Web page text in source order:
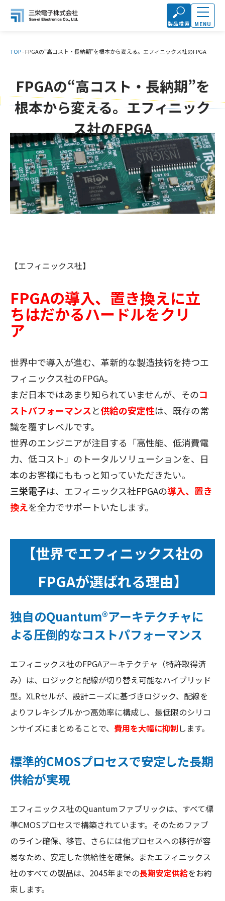
製品検索 MENU
TOP-FPGAの“高コスト・長納期”を根本から変える。エフィニックス社のFPGA
FPGAの“高コスト・長納期”を
根本から変える。エフィニック
ス社のFPGA
【エフィニックス社】
FPGAの導入、置き換えに立
ちはだかるハードルをクリ
ア
世界中で導入が進む、革新的な製造技術を持つエ
フィニックス社のFPGA。
まだ日本ではあまり知られていませんが、そのコ
ストパフォーマンスと供給の安定性は、既存の常
識を覆すレベルです。
世界のエンジニアが注目する「高性能、低消費電
力、低コスト」のトータルソリューションを、日
本のお客様にももっと知っていただきたい。
三栄電子は、エフィニックス社FPGAの導入、置き
換えを全力でサポートいたします。
【世界でエフィニックス社の
FPGAが選ばれる理由】
独自のQuantum®アーキテクチャに
よる圧倒的なコストパフォーマンス
エフィニックス社のFPGAアーキテクチャ（特許取得済
み）は、ロジックと配線が切り替え可能なハイブリッド
型。XLRセルが、設計ニーズに基づきロジック、配線を
よりフレキシブルかつ高効率に構成し、最低限のシリコ
ンサイズにまとめることで、 費用を大幅に抑制します。
標準的CMOSプロセスで安定した長期
供給が実現
エフィニックス社のQuantumファブリックは、すべて標
準CMOSプロセスで構築されています。そのためファブ
のライン確保、移管、さらには他プロセスへの移行が容
易なため、安定した供給性を確保。またエフィニックス
社のすべての製品は、2045年までの長期安定供給をお約
束します。